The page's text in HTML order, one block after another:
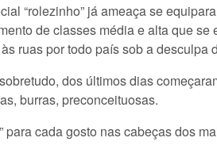
“rolezinho” já ameaça se
de classes média e alta que
ruas por todo país sob a
dos últimos dias
burras, preconceituosas.
para cada gosto nas cabeças dos